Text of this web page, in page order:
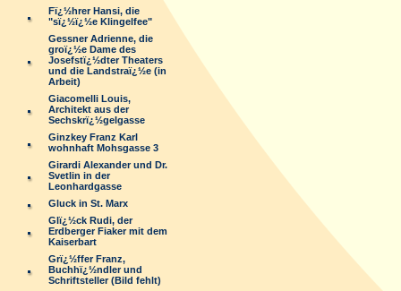
Fï¿½hrer Hansi, die
"sï¿½ï¿½e Klingelfee"
Gessner Adrienne, die
groï¿½e Dame des
Josefstï¿½dter Theaters
und die Landstraï¿½e (in
Arbeit)
Giacomelli Louis,
Architekt aus der
Sechskrï¿½gelgasse
Ginzkey Franz Karl
wohnhaft Mohsgasse 3
Girardi Alexander und Dr.
Svetlin in der
Leonhardgasse
Gluck in St. Marx
Glï¿½ck Rudi, der
Erdberger Fiaker mit dem
Kaiserbart
Grï¿½ffer Franz,
Buchhï¿½ndler und
Schriftsteller (Bild fehlt)